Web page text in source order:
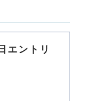
エントリ